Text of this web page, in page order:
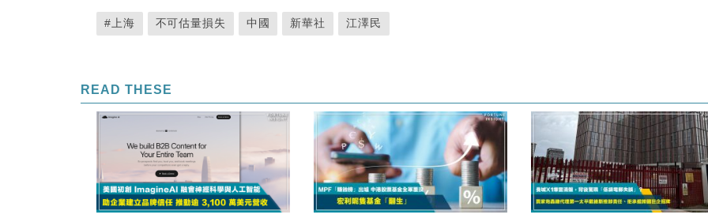
#上海 不可估量損失 中國 新華社 江澤民
READ THESE